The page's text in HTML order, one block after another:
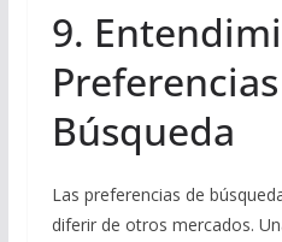
9.
Búsqueda
Las preferencias de
diferir de otros mercados.